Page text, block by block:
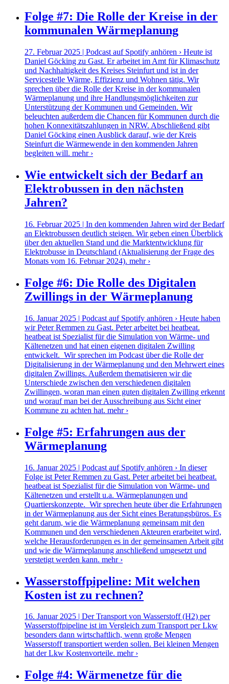
Folge #7: Die Rolle der Kreise in der
kommunalen Wärmeplanung
27. Februar 2025 | Podcast auf Spotify anhören › Heute ist
Daniel Göcking zu Gast. Er arbeitet im Amt für Klimaschutz
und Nachhaltigkeit des Kreises Steinfurt und ist in der
Servicestelle Wärme, Effizienz und Wohnen tätig. Wir
sprechen über die Rolle der Kreise in der kommunalen
Wärmeplanung und ihre Handlungsmöglichkeiten zur
Unterstützung der Kommunen und Gemeinden. Wir
beleuchten außerdem die Chancen für Kommunen durch die
hohen Konnexitätszahlungen in NRW. Abschließend gibt
Daniel Göcking einen Ausblick darauf, wie der Kreis
Steinfurt die Wärmewende in den kommenden Jahren
begleiten will. mehr ›
Wie entwickelt sich der Bedarf an
Elektrobussen in den nächsten
Jahren?
16. Februar 2025 | In den kommenden Jahren wird der Bedarf
an Elektrobussen deutlich steigen. Wir geben einen Überblick
über den aktuellen Stand und die Marktentwicklung für
Elektrobusse in Deutschland (Aktualisierung der Frage des
Monats vom 16. Februar 2024). mehr ›
Folge #6: Die Rolle des Digitalen
Zwillings in der Wärmeplanung
16. Januar 2025 | Podcast auf Spotify anhören › Heute haben
wir Peter Remmen zu Gast. Peter arbeitet bei heatbeat.
heatbeat ist Spezialist für die Simulation von Wärme- und
Kältenetzen und hat einen eigenen digitalen Zwilling
entwickelt. Wir sprechen im Podcast über die Rolle der
Digitalisierung in der Wärmeplanung und den Mehrwert eines
digitalen Zwillings. Außerdem thematisieren wir die
Unterschiede zwischen den verschiedenen digitalen
Zwillingen, woran man einen guten digitalen Zwilling erkennt
und worauf man bei der Ausschreibung aus Sicht einer
Kommune zu achten hat. mehr ›
Folge #5: Erfahrungen aus der
Wärmeplanung
16. Januar 2025 | Podcast auf Spotify anhören › In dieser
Folge ist Peter Remmen zu Gast. Peter arbeitet bei heatbeat.
heatbeat ist Spezialist für die Simulation von Wärme- und
Kältenetzen und erstellt u.a. Wärmeplanungen und
Quartierskonzepte. Wir sprechen heute über die Erfahrungen
in der Wärmeplanung aus der Sicht eines Beratungsbüros. Es
geht darum, wie die Wärmeplanung gemeinsam mit den
Kommunen und den verschiedenen Akteuren erarbeitet wird,
welche Herausforderungen es in der gemeinsamen Arbeit gibt
und wie die Wärmeplanung anschließend umgesetzt und
verstetigt werden kann. mehr ›
Wasserstoffpipeline: Mit welchen
Kosten ist zu rechnen?
16. Januar 2025 | Der Transport von Wasserstoff (H2) per
Wasserstoffpipeline ist im Vergleich zum Transport per Lkw
besonders dann wirtschaftlich, wenn große Mengen
Wasserstoff transportiert werden sollen. Bei kleinen Mengen
hat der Lkw Kostenvorteile. mehr ›
Folge #4: Wärmenetze für die